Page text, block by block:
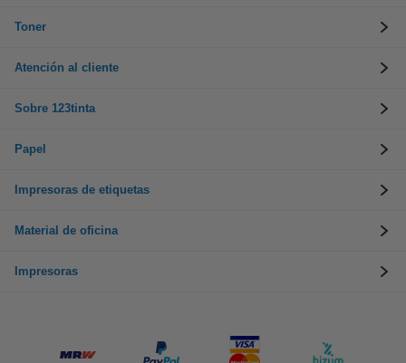
Toner
Atención al cliente
Sobre 123tinta
Papel
Impresoras de etiquetas
Material de oficina
Impresoras